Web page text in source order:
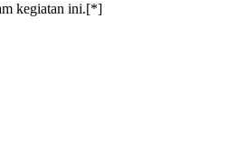
kegiatan ini.[*]